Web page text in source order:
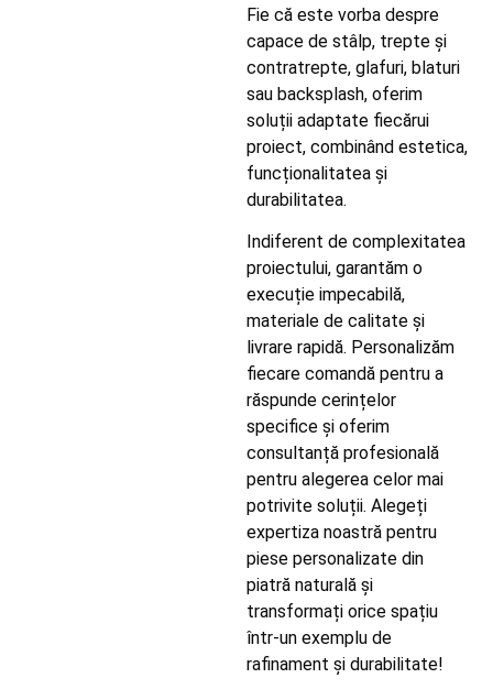
Fie că este vorba despre
capace de stâlp, trepte și
contratrepte, glafuri, blaturi
sau backsplash, oferim
soluții adaptate fiecărui
proiect, combinând estetica,
funcționalitatea și
durabilitatea.
Indiferent de complexitatea
proiectului, garantăm o
execuție impecabilă,
materiale de calitate și
livrare rapidă. Personalizăm
fiecare comandă pentru a
răspunde cerințelor
specifice și oferim
consultanță profesională
pentru alegerea celor mai
potrivite soluții. Alegeți
expertiza noastră pentru
piese personalizate din
piatră naturală și
transformați orice spațiu
într-un exemplu de
rafinament și durabilitate!